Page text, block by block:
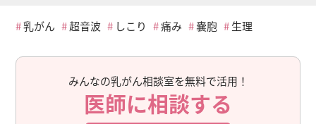
乳がん 超音波 しこり 痛み 嚢胞 生理
みんなの乳がん相談室を無料で活用！
医師に相談する